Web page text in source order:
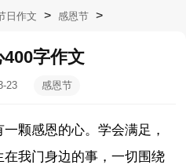
日作文 > 感恩节 >
字作文
23
感恩节
感恩的心。学会满足，
我门身边的事，一切围绕